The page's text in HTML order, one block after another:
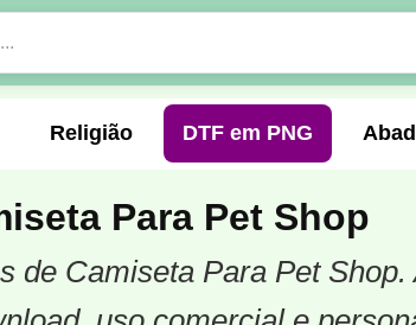
Religião DTF em PNG
Profissão Festa Junina
Para Pet Shop
de Camiseta Para Pet